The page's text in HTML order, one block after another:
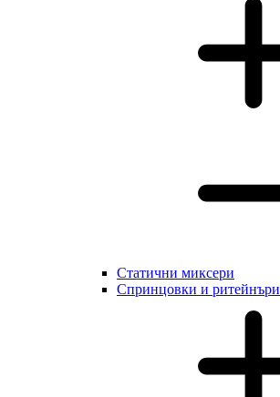
Статични миксери
Cпринцовки и ритейнъри